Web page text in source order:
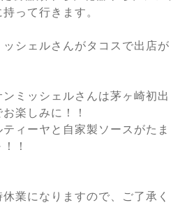
って行きます。
シェルさんがタコスで出店が
ミッシェルさんは茅ヶ崎初出
楽しみに！！
ィーヤと自家製ソースがたま
！
業になりますので、ご了承く